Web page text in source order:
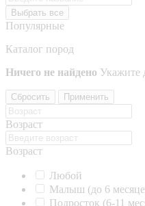
Выбрать все
Популярные
Каталог пород
Ничего не найдено Укажите
Сбросить Применить
Возраст
Возраст
Любой
Малыш (до 6
Подросток (6-11